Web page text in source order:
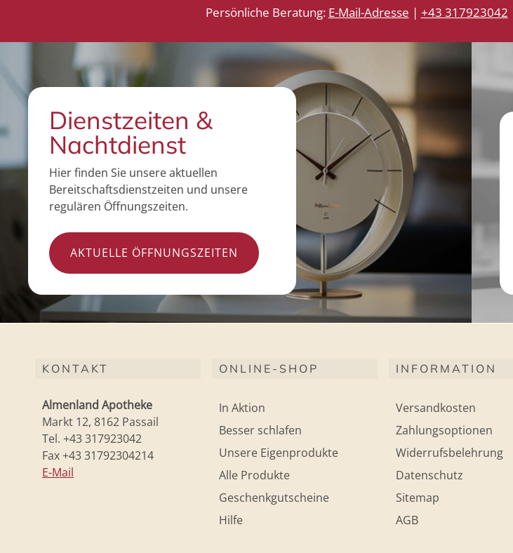
Persönliche Beratung: E-Mail-Adresse | +43 317923042
Dienstzeiten &
Nachtdienst
Hier finden Sie unsere aktuellen
Bereitschaftsdienstzeiten und unsere
regulären Öffnungszeiten.
AKTUELLE ÖFFNUNGSZEITEN
KONTAKT
Almenland Apotheke
Markt 12, 8162 Passail
Tel. +43 317923042
Fax +43 31792304214
E-Mail
ONLINE-SHOP
In Aktion
Besser schlafen
Unsere Eigenprodukte
Alle Produkte
Geschenkgutscheine
Hilfe
INFORMATION
Versandkosten
Zahlungsoptionen
Widerrufsbelehrung
Datenschutz
Sitemap
AGB